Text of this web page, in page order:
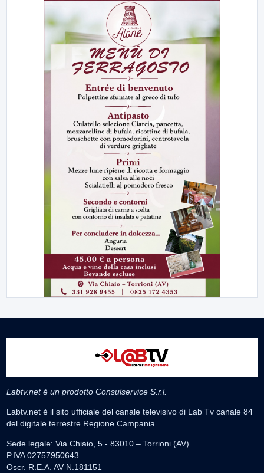
Labtv.net è un prodotto Consulservice S.r.l.
Labtv.net è il sito ufficiale del canale televisivo di Lab Tv canale 84
del digitale terrestre Regione Campania
Sede legale: Via Chiaio, 5 - 83010 – Torrioni (AV)
P.IVA 02757950643
Oscr. R.E.A. AV N.181151